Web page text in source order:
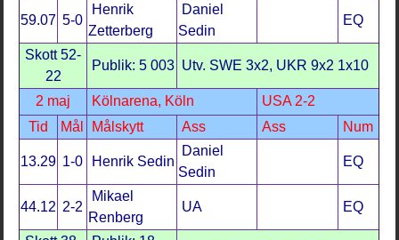
59.07 5-0
Henrik
Zetterberg
Daniel
Sedin
EQ
Skott 52-
22
Publik: 5 003 Utv. SWE 3x2, UKR 9x2 1x10
2 maj Kölnarena, Köln
USA 2-2
Tid
Mål Målskytt Ass Ass Num
13.29 1-0 Henrik Sedin
Daniel
Sedin
EQ
44.12 2-2
Mikael
Renberg
UA EQ